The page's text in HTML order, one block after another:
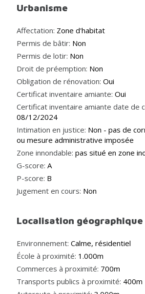
Urbanisme
Affectation: Zone d'habitat
Permis de bâtir: Non
Permis de lotir: Non
Droit de préemption: Non
Obligation de rénovation: Oui
Certificat inventaire amiante: Oui
Certificat inventaire amiante date de
08/12/2024
Intimation en justice: Non - pas de
ou mesure administrative imposée
Zone innondable: pas situé en zone
G-score: A
P-score: B
Jugement en cours: Non
Localisation géographique
Environnement: Calme, résidentiel
École à proximité: 1.000m
Commerces à proximité: 700m
Transports publics à proximité: 400m